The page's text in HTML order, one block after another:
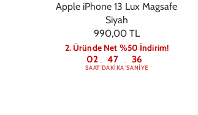
Apple iPhone 13 Lux Magsafe
Siyah
990,00 TL
2. Üründe Net %50 İndirim!
02
SAAT: 47
DAKIKA: 36
SANIYE